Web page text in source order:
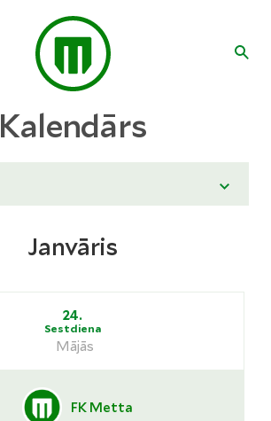
Kalendārs
Janvāris
24.
Sestdiena
Mājās
FK Metta